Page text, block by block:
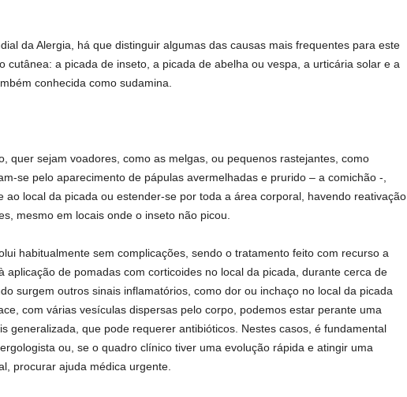
da Alergia, há que distinguir algumas das causas mais frequentes para este
cutânea: a picada de inseto, a picada de abelha ou vespa, a urticária solar e a
conhecida como sudamina.
quer sejam voadores, como as melgas, ou pequenos rastejantes, como
se pelo aparecimento de pápulas avermelhadas e prurido – a comichão -,
ao local da picada ou estender-se por toda a área corporal, havendo reativação
mesmo em locais onde o inseto não picou.
habitualmente sem complicações, sendo o tratamento feito com recurso a
aplicação de pomadas com corticoides no local da picada, durante cerca de
surgem outros sinais inflamatórios, como dor ou inchaço no local da picada
com várias vesículas dispersas pelo corpo, podemos estar perante uma
generalizada, que pode requerer antibióticos. Nestes casos, é fundamental
ou, se o quadro clínico tiver uma evolução rápida e atingir uma
procurar ajuda médica urgente.